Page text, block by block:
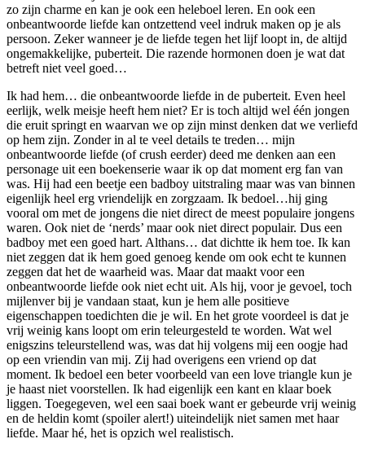
zo zijn charme en kan je ook een heleboel leren. En ook een
onbeantwoorde liefde kan ontzettend veel indruk maken op je als
persoon. Zeker wanneer je de liefde tegen het lijf loopt in, de altijd
ongemakkelijke, puberteit. Die razende hormonen doen je wat dat
betreft niet veel goed…
Ik had hem… die onbeantwoorde liefde in de puberteit. Even heel
eerlijk, welk meisje heeft hem niet? Er is toch altijd wel één jongen
die eruit springt en waarvan we op zijn minst denken dat we verliefd
op hem zijn. Zonder in al te veel details te treden… mijn
onbeantwoorde liefde (of crush eerder) deed me denken aan een
personage uit een boekenserie waar ik op dat moment erg fan van
was. Hij had een beetje een badboy uitstraling maar was van binnen
eigenlijk heel erg vriendelijk en zorgzaam. Ik bedoel…hij ging
vooral om met de jongens die niet direct de meest populaire jongens
waren. Ook niet de ‘nerds’ maar ook niet direct populair. Dus een
badboy met een goed hart. Althans… dat dichtte ik hem toe. Ik kan
niet zeggen dat ik hem goed genoeg kende om ook echt te kunnen
zeggen dat het de waarheid was. Maar dat maakt voor een
onbeantwoorde liefde ook niet echt uit. Als hij, voor je gevoel, toch
mijlenver bij je vandaan staat, kun je hem alle positieve
eigenschappen toedichten die je wil. En het grote voordeel is dat je
vrij weinig kans loopt om erin teleurgesteld te worden. Wat wel
enigszins teleurstellend was, was dat hij volgens mij een oogje had
op een vriendin van mij. Zij had overigens een vriend op dat
moment. Ik bedoel een beter voorbeeld van een love triangle kun je
je haast niet voorstellen. Ik had eigenlijk een kant en klaar boek
liggen. Toegegeven, wel een saai boek want er gebeurde vrij weinig
en de heldin komt (spoiler alert!) uiteindelijk niet samen met haar
liefde. Maar hé, het is opzich wel realistisch.